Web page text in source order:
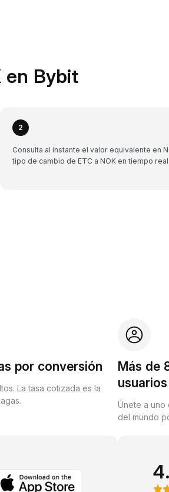
en Bybit
2
Consulta al instante el valor equivalente en
tipo de cambio de ETC a NOK en tiempo real.
por conversión
La tasa cotizada es la
Más de
usuarios
Únete a uno
del mundo